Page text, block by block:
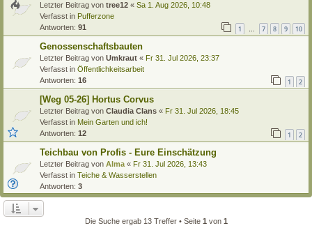
Letzter Beitrag von tree12 « Sa 1. Aug 2026, 10:48
Verfasst in Pufferzone
Antworten: 91 1 … 7 8 9 10
Genossenschaftsbauten
Letzter Beitrag von Umkraut « Fr 31. Jul 2026, 23:37
Verfasst in Öffentlichkeitsarbeit
Antworten: 16 1 2
[Weg 05-26] Hortus Corvus
Letzter Beitrag von Claudia Clans « Fr 31. Jul 2026, 18:45
Verfasst in Mein Garten und ich!
Antworten: 12 1 2
Teichbau von Profis - Eure Einschätzung
Letzter Beitrag von Alma « Fr 31. Jul 2026, 13:43
Verfasst in Teiche & Wasserstellen
Antworten: 3
Die Suche ergab 13 Treffer • Seite 1 von 1